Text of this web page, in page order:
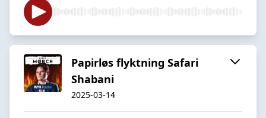
Papirløs flyktning Safari
Shabani
2025-03-14